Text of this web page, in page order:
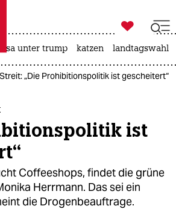
taz zahl ich
taz zahl ich

taz zahl ich
usa unter trump katzen landtagswahl
„Die Prohibitionspolitik ist gescheitert“
ist
Coffeeshops, findet die grüne
Herrmann. Das sei ein
die Drogenbeauftrage.